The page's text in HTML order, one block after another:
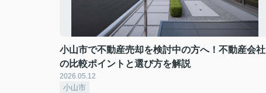
小山市で不動産売却を検討中の方へ！不動産会社
の比較ポイントと選び方を解説
2026.05.12
小山市